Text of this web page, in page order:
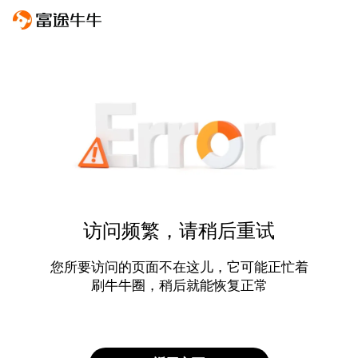
访问频繁，请稍后重试
您所要访问的页面不在这儿，它可能正忙着
刷牛牛圈，稍后就能恢复正常